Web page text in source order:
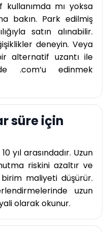
kullanımda mı yoksa
bakın. Park edilmiş
satın alınabilir.
deneyin. Veya
alternatif uzantı ile
.com’u edinmek
süre için
yıl arasındadır. Uzun
riskini azaltır ve
maliyeti düşürür.
uzun
olarak okunur.